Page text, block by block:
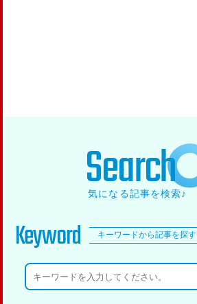
Search
気になる記事を検索♪
Keyword キーワードから記事を探す